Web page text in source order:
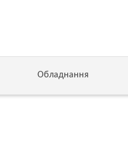
Обладнання